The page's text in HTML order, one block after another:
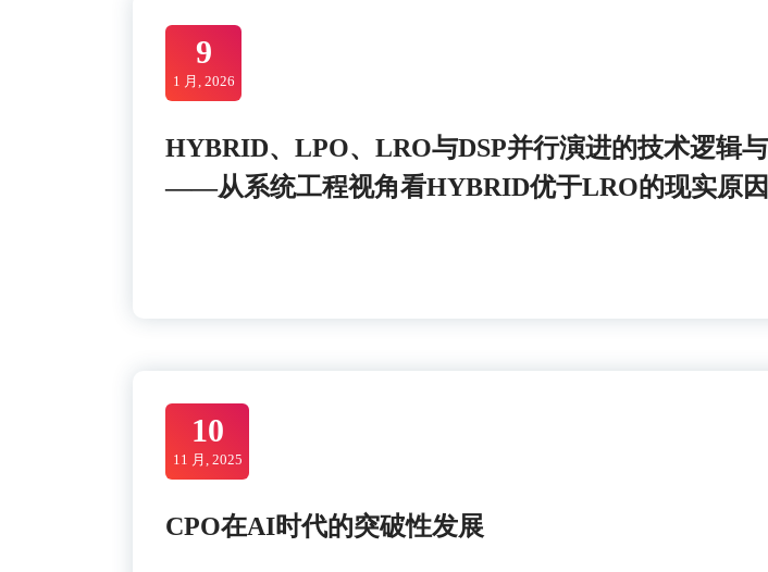
9
1 月, 2026
HYBRID、LPO、LRO与DSP并行演进的技术逻辑
——从系统工程视角看HYBRID优于LRO的现实原因
10
11 月, 2025
CPO在AI时代的突破性发展